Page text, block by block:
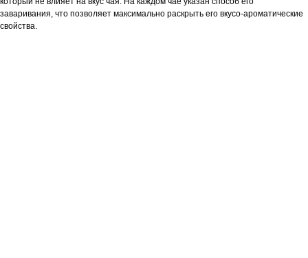
заваривания, что позволяет максимально раскрыть его вкусо-ароматические
свойства.